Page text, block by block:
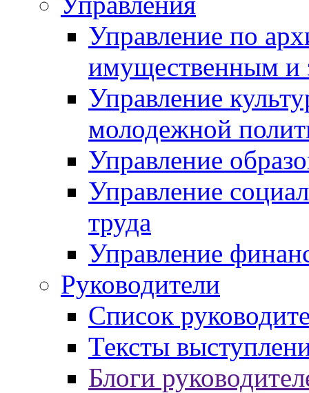
Управление по
имущественным и
Управление
молодежной
Управление
Управление
труда
Управление
Руководители
Список
Тексты
Блоги